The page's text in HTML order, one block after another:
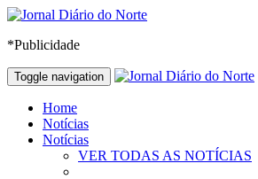
*Publicidade
Toggle navigation
Home
Notícias
Notícias
VER TODAS AS NOTÍCIAS